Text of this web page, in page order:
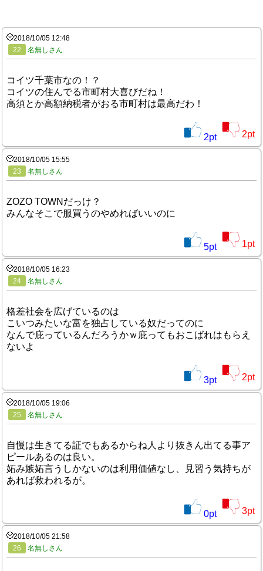
2018/10/05 12:48
22
名無しさん
コイツ千葉市なの！？
コイツの住んでる市町村大喜びだね！
高須とか高額納税者がおる市町村は最高だわ！
2pt 2pt
2018/10/05 15:55
23
名無しさん
ZOZO TOWNだっけ？
みんなそこで服買うのやめればいいのに
5pt 1pt
2018/10/05 16:23
24
名無しさん
格差社会を広げているのは
こいつみたいな富を独占している奴だってのに
なんで庇っているんだろうかｗ庇ってもおこばれはもらえ
ないよ
3pt 2pt
2018/10/05 19:06
25
名無しさん
自慢は生きてる証でもあるからね人より抜きん出てる事ア
ピールあるのは良い。
妬み嫉妬言うしかないのは利用価値なし、見習う気持ちが
あれば救われるが。
0pt 3pt
2018/10/05 21:58
26
名無しさん